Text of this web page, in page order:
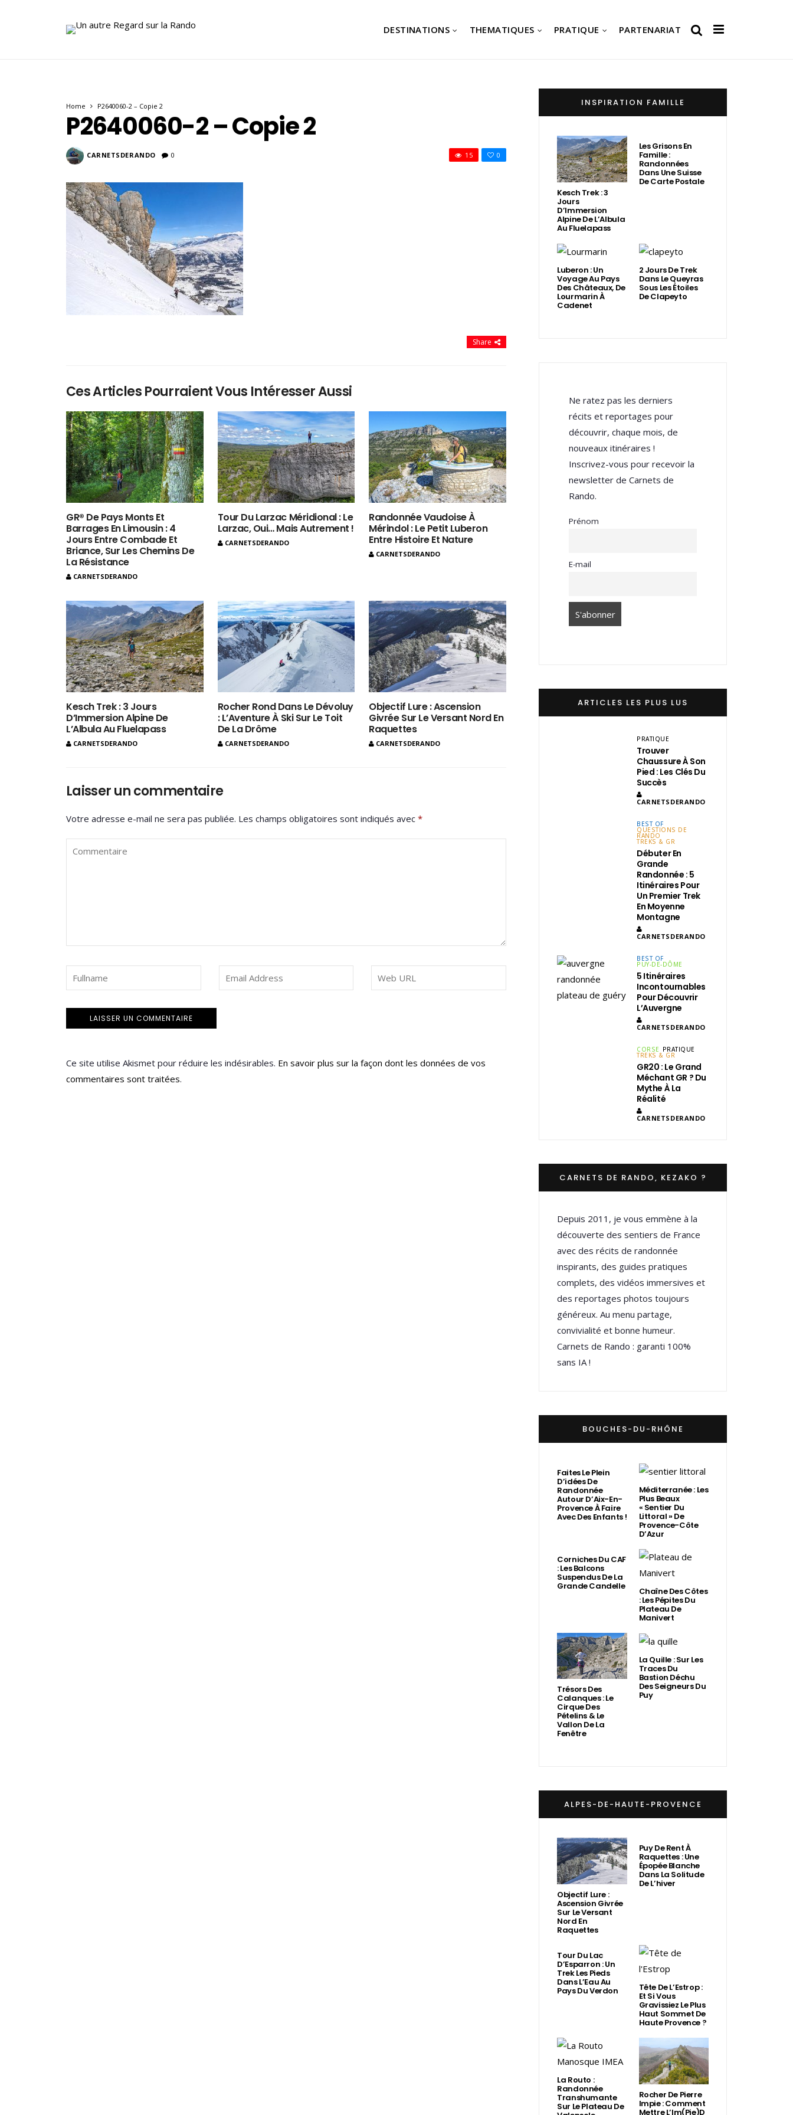
DESTINATIONS THEMATIQUES PRATIQUE PARTENARIAT
Home P2640060-2 – Copie 2
P2640060-2 – Copie 2
CARNETSDERANDO 0 0
15
Share
Ces Articles Pourraient Vous Intéresser Aussi
GR® De Pays Monts Et
Barrages En Limousin : 4
Jours Entre Combade Et
Briance, Sur Les Chemins De
La Résistance
CARNETSDERANDO
Tour Du Larzac Méridional : Le
Larzac, Oui… Mais Autrement !
CARNETSDERANDO
Randonnée Vaudoise À
Mérindol : Le Petit Luberon
Entre Histoire Et Nature
CARNETSDERANDO
Kesch Trek : 3 Jours
D’Immersion Alpine De
L’Albula Au Fluelapass
CARNETSDERANDO
Rocher Rond Dans Le Dévoluy
: L’Aventure À Ski Sur Le Toit
De La Drôme
CARNETSDERANDO
Objectif Lure : Ascension
Givrée Sur Le Versant Nord En
Raquettes
CARNETSDERANDO
Laisser un commentaire
Votre adresse e-mail ne sera pas publiée. Les champs obligatoires sont indiqués avec *
Ce site utilise Akismet pour réduire les indésirables. En savoir plus sur la façon dont les données de vos
commentaires sont traitées.
INSPIRATION FAMILLE
Kesch Trek : 3
Jours
D’Immersion
Alpine De L’Albula
Au Fluelapass
Les Grisons En
Famille :
Randonnées
Dans Une Suisse
De Carte Postale
Luberon : Un
Voyage Au Pays
Des Châteaux, De
Lourmarin À
Cadenet
2 Jours De Trek
Dans Le Queyras
Sous Les Étoiles
De Clapeyto
Ne ratez pas les derniers
récits et reportages pour
découvrir, chaque mois, de
nouveaux itinéraires !
Inscrivez-vous pour recevoir la
newsletter de Carnets de
Rando.
Prénom
E-mail
ARTICLES LES PLUS LUS
PRATIQUE
Trouver
Chaussure À Son
Pied : Les Clés Du
Succès
CARNETSDERANDO
BEST OF
QUESTIONS DE
RANDO
TREKS & GR
Débuter En
Grande
Randonnée : 5
Itinéraires Pour
Un Premier Trek
En Moyenne
Montagne
CARNETSDERANDO
BEST OF
PUY-DE-DÔME
5 Itinéraires
Incontournables
Pour Découvrir
L’Auvergne
CARNETSDERANDO
CORSE PRATIQUE
TREKS & GR
GR20 : Le Grand
Méchant GR ? Du
Mythe À La
Réalité
CARNETSDERANDO
CARNETS DE RANDO, KEZAKO ?
Depuis 2011, je vous emmène à la
découverte des sentiers de France
avec des récits de randonnée
inspirants, des guides pratiques
complets, des vidéos immersives et
des reportages photos toujours
généreux. Au menu partage,
convivialité et bonne humeur.
Carnets de Rando : garanti 100%
sans IA !
BOUCHES-DU-RHÔNE
Faites Le Plein
D’idées De
Randonnée
Autour D’Aix-En-
Provence À Faire
Avec Des Enfants !
Méditerranée : Les
Plus Beaux
« Sentier Du
Littoral » De
Provence-Côte
D’Azur
Corniches Du CAF
: Les Balcons
Suspendus De La
Grande Candelle Chaîne Des Côtes
: Les Pépites Du
Plateau De
Manivert
Trésors Des
Calanques : Le
Cirque Des
Pételins & Le
Vallon De La
Fenêtre
La Quille : Sur Les
Traces Du
Bastion Déchu
Des Seigneurs Du
Puy
ALPES-DE-HAUTE-PROVENCE
Objectif Lure :
Ascension Givrée
Sur Le Versant
Nord En
Raquettes
Puy De Rent À
Raquettes : Une
Épopée Blanche
Dans La Solitude
De L’hiver
Tour Du Lac
D’Esparron : Un
Trek Les Pieds
Dans L’Eau Au
Pays Du Verdon Tête De L’Estrop :
Et Si Vous
Gravissiez Le Plus
Haut Sommet De
Haute Provence ?
La Routo :
Randonnée
Transhumante
Sur Le Plateau De
Rocher De Pierre
Impie : Comment
Mettre L’Im(Pie)d